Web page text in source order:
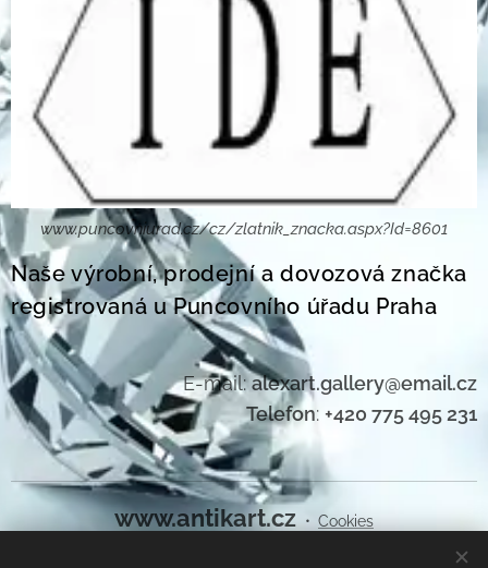
www.puncovniurad.cz/cz/zlatnik_znacka.aspx?Id=8601
Naše výrobní, prodejní a dovozová značka
registrovaná u Puncovního úřadu Praha
E-mail:alexart.gallery@email.cz
Telefon: +420 775 495 231
www.antikart.cz Cookies